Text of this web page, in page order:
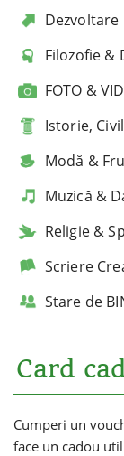
Filozofie &
FOTO &
Istorie,
Modă &
Muzică &
Religie &
Scriere
Stare de
Card
Cumperi un
face un cadou